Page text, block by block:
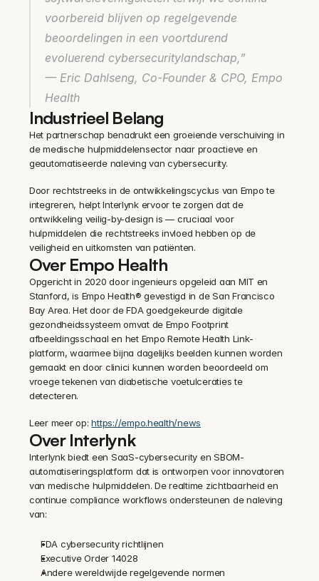
voorbereid blijven op regelgevende
beoordelingen in een voortdurend
evoluerend cybersecuritylandschap,”
— Eric Dahlseng, Co-Founder & CPO, Empo
Health
Industrieel Belang
Het partnerschap benadrukt een groeiende verschuiving in
de medische hulpmiddelensector naar proactieve en
geautomatiseerde naleving van cybersecurity.
Door rechtstreeks in de ontwikkelingscyclus van Empo te
integreren, helpt Interlynk ervoor te zorgen dat de
ontwikkeling veilig-by-design is — cruciaal voor
hulpmiddelen die rechtstreeks invloed hebben op de
veiligheid en uitkomsten van patiënten.
Over Empo Health
Opgericht in 2020 door ingenieurs opgeleid aan MIT en
Stanford, is Empo Health® gevestigd in de San Francisco
Bay Area. Het door de FDA goedgekeurde digitale
gezondheidssysteem omvat de Empo Footprint
afbeeldingsschaal en het Empo Remote Health Link-
platform, waarmee bijna dagelijks beelden kunnen worden
gemaakt en door clinici kunnen worden beoordeeld om
vroege tekenen van diabetische voetulceraties te
detecteren.
Leer meer op: https://empo.health/news
Over Interlynk
Interlynk biedt een SaaS-cybersecurity en SBOM-
automatiseringsplatform dat is ontworpen voor innovatoren
van medische hulpmiddelen. De realtime zichtbaarheid en
continue compliance workflows ondersteunen de naleving
van:
FDA cybersecurity richtlijnen
Executive Order 14028
Andere wereldwijde regelgevende normen